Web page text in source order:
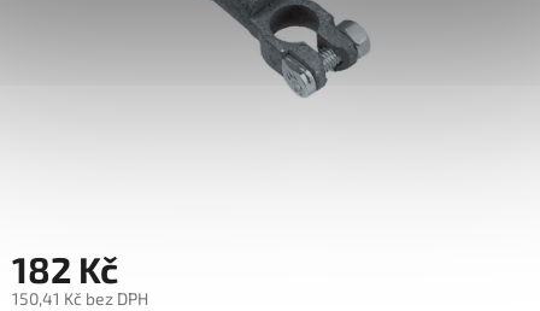
182 Kč
150,41 Kč bez DPH